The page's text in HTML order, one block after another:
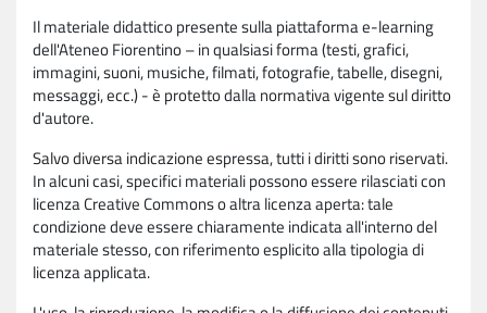
Il materiale didattico presente sulla piattaforma e-learning
dell'Ateneo Fiorentino – in qualsiasi forma (testi, grafici,
immagini, suoni, musiche, filmati, fotografie, tabelle, disegni,
messaggi, ecc.) - è protetto dalla normativa vigente sul diritto
d'autore.
Salvo diversa indicazione espressa, tutti i diritti sono riservati.
In alcuni casi, specifici materiali possono essere rilasciati con
licenza Creative Commons o altra licenza aperta: tale
condizione deve essere chiaramente indicata all'interno del
materiale stesso, con riferimento esplicito alla tipologia di
licenza applicata.